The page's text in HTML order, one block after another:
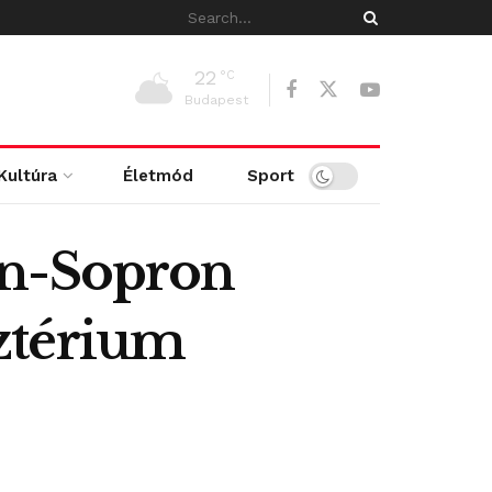
22 °C
Budapest
Életmód Sport
Sopron